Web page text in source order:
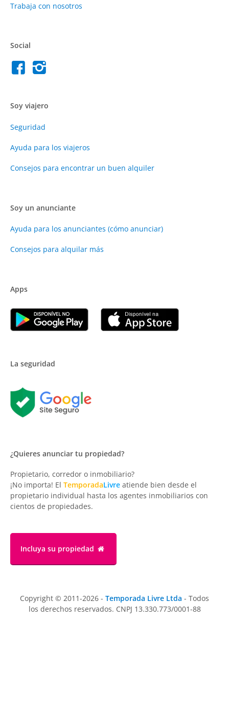
Trabaja con nosotros
Social
Soy viajero
Seguridad
Ayuda para los viajeros
Consejos para encontrar un buen alquiler
Soy un anunciante
Ayuda para los anunciantes (cómo anunciar)
Consejos para alquilar más
Apps
La seguridad
¿Quieres anunciar tu propiedad?
Propietario, corredor o inmobiliario?
¡No importa! El TemporadaLivre atiende bien desde el
propietario individual hasta los agentes inmobiliarios con
cientos de propiedades.
Incluya su propiedad
Copyright © 2011-2026 - Temporada Livre Ltda - Todos
los derechos reservados. CNPJ 13.330.773/0001-88